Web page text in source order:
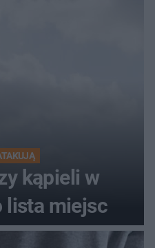
kąpieli w
lista miejsc